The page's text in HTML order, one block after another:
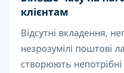
клієнтам
Відсутні вкладення,
незрозумілі поштові
створюють непотрібні